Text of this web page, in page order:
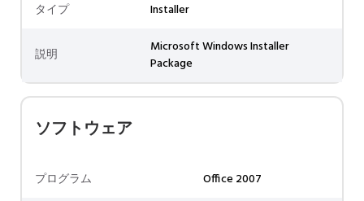
タイプ
Installer
説明
Microsoft Windows Installer
Package
ソフトウェア
プログラム Office 2007